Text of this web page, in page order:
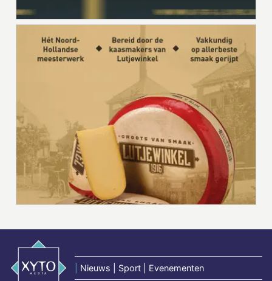
Nieuws | Sport | Evenementen